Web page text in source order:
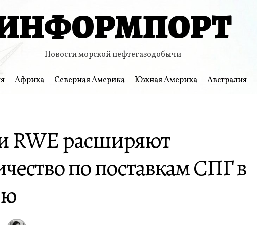
Новости морской нефтегазодобычи
Африка Северная Америка Южная Америка Австралия
RWE расширяют
по поставкам СПГ в